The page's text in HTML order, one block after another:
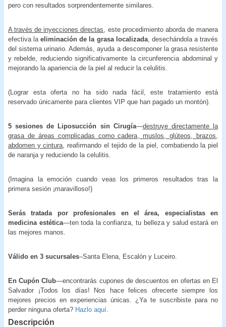
pero con resultados sorprendentemente similares.
A través de inyecciones directas , este procedimiento aborda de manera
efectiva laeliminación de la grasa localizada, desechándola a través
del sistema urinario. Además, ayuda a descomponer la grasa resistente
y rebelde, reduciendo significativamente la circunferencia abdominal y
mejorando la apariencia de la piel al reducir la celulitis.
(Lograr esta oferta no ha sido nada fácil, este tratamiento está
reservado únicamente para clientes VIP que han pagado un montón).
5 sesiones de Liposucción sin Cirugía—destruye directamente la
grasa de áreas complicadas como cadera, muslos, glúteos, brazos,
abdomen y cintura , reafirmando el tejido de la piel, combatiendo la piel
de naranja y reduciendo la celulitis.
(Imagina la emoción cuando veas los primeros resultados tras la
primera sesión ¡maravilloso!)
Serás tratada por profesionales en el área, especialistas en
medicina estética—ten toda la confianza, tu belleza y salud estará en
las mejores manos.
Válido en 3 sucursales–Santa Elena, Escalón y Luceiro.
En Cupón Club—encontrarás cupones de descuentos en ofertas en El
Salvador ¡Todos los días! Nos hace felices ofrecerte siempre los
mejores precios en experiencias únicas. ¿Ya te suscribiste para no
perder ninguna oferta? Hazlo aquí
Descripción